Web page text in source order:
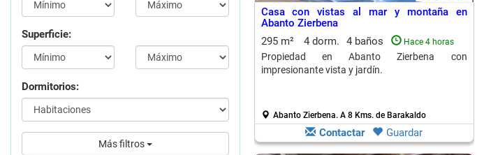
Superficie:
Dormitorios:
Más filtros
Casa con vistas al mar y montaña en
Abanto Zierbena
295 m²
4 dorm. 4 baños Hace 4 horas
Propiedad en Abanto Zierbena con
impresionante vista y jardín.
Abanto Zierbena. A 8 Kms. de Barakaldo
Contactar Guardar